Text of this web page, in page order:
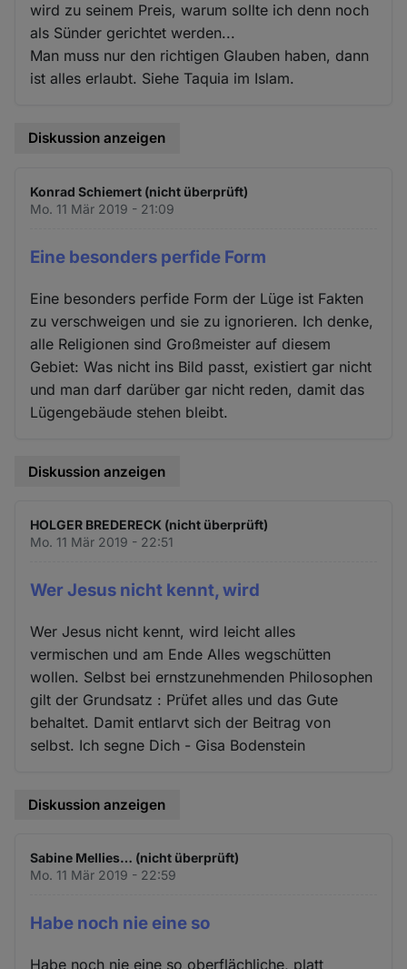
wird zu seinem Preis, warum sollte ich denn noch
als Sünder gerichtet werden...
Man muss nur den richtigen Glauben haben, dann
ist alles erlaubt. Siehe Taquia im Islam.
Diskussion anzeigen
Konrad Schiemert (nicht überprüft)
Mo. 11 Mär 2019 - 21:09
Eine besonders perfide Form
Eine besonders perfide Form der Lüge ist Fakten
zu verschweigen und sie zu ignorieren. Ich denke,
alle Religionen sind Großmeister auf diesem
Gebiet: Was nicht ins Bild passt, existiert gar nicht
und man darf darüber gar nicht reden, damit das
Lügengebäude stehen bleibt.
Diskussion anzeigen
HOLGER BREDERECK (nicht überprüft)
Mo. 11 Mär 2019 - 22:51
Wer Jesus nicht kennt, wird
Wer Jesus nicht kennt, wird leicht alles
vermischen und am Ende Alles wegschütten
wollen. Selbst bei ernstzunehmenden Philosophen
gilt der Grundsatz : Prüfet alles und das Gute
behaltet. Damit entlarvt sich der Beitrag von
selbst. Ich segne Dich - Gisa Bodenstein
Diskussion anzeigen
Sabine Mellies… (nicht überprüft)
Mo. 11 Mär 2019 - 22:59
Habe noch nie eine so
Habe noch nie eine so oberflächliche, platt